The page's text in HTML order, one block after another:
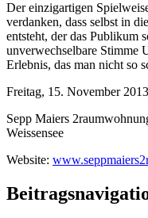
Der einzigartigen
verdanken, dass selbst in
entsteht, der das Publikum
unverwechselbare Stimme
Erlebnis, das man nicht so
Freitag, 15. November
Sepp Maiers
Weissensee
Website: